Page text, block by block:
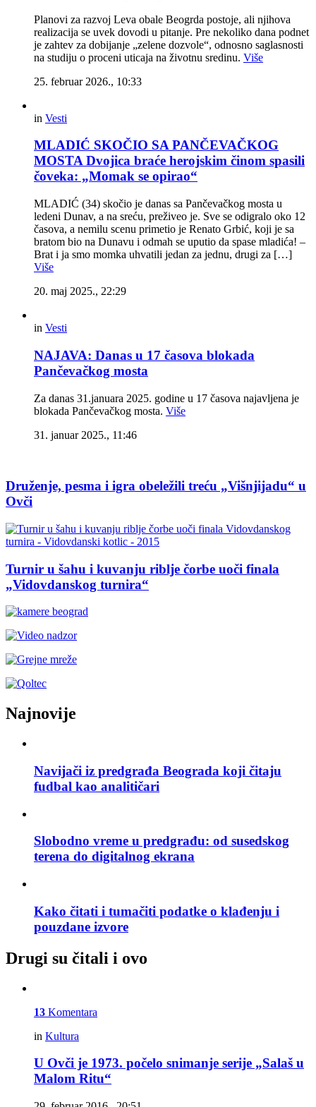
Planovi za razvoj Leva obale Beogrda postoje, ali njihova
realizacija se uvek dovodi u pitanje. Pre nekoliko dana podnet
je zahtev za dobijanje „zelene dozvole“, odnosno saglasnosti
na studiju o proceni uticaja na životnu sredinu. Više
25. februar 2026., 10:33
in Vesti
MLADIĆ SKOČIO SA PANČEVAČKOG
MOSTA Dvojica braće herojskim činom spasili
čoveka: „Momak se opirao“
MLADIĆ (34) skočio je danas sa Pančevačkog mosta u
ledeni Dunav, a na sreću, preživeo je. Sve se odigralo oko 12
časova, a nemilu scenu primetio je Renato Grbić, koji je sa
bratom bio na Dunavu i odmah se uputio da spase mladića! –
Brat i ja smo momka uhvatili jedan za jednu, drugi za […]
Više
20. maj 2025., 22:29
in Vesti
NAJAVA: Danas u 17 časova blokada
Pančevačkog mosta
Za danas 31.januara 2025. godine u 17 časova najavljena je
blokada Pančevačkog mosta. Više
31. januar 2025., 11:46
Druženje, pesma i igra obeležili treću „Višnjijadu“ u
Ovči
Turnir u šahu i kuvanju riblje čorbe uoči finala
„Vidovdanskog turnira“
Najnovije
Navijači iz predgrađa Beograda koji čitaju
fudbal kao analitičari
Slobodno vreme u predgrađu: od susedskog
terena do digitalnog ekrana
Kako čitati i tumačiti podatke o klađenju i
pouzdane izvore
Drugi su čitali i ovo
13 Komentara
in Kultura
U Ovči je 1973. počelo snimanje serije „Salaš u
Malom Ritu“